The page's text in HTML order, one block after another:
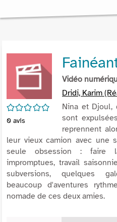
/5
0 avis
Vidéo
Dridi, Karim
Nina et Djoul,
sont
reprennent
leur vieux camion avec une
seule obsession : faire
impromptues, travail
subversions, quelques
beaucoup d'aventures
nomade de ces deux amies.